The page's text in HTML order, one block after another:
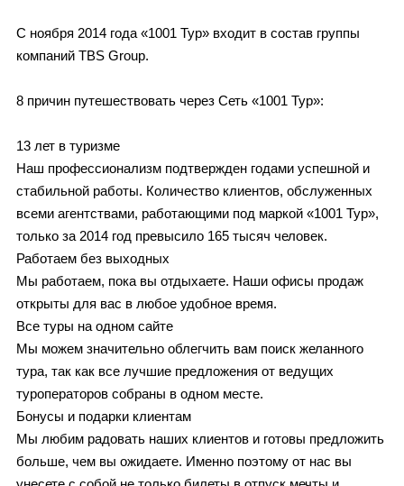
С ноября 2014 года «1001 Тур» входит в состав группы
компаний TBS Group.
8 причин путешествовать через Сеть «1001 Тур»:
13 лет в туризме
Наш профессионализм подтвержден годами успешной и
стабильной работы. Количество клиентов, обслуженных
всеми агентствами, работающими под маркой «1001 Тур»,
только за 2014 год превысило 165 тысяч человек.
Работаем без выходных
Мы работаем, пока вы отдыхаете. Наши офисы продаж
открыты для вас в любое удобное время.
Все туры на одном сайте
Мы можем значительно облегчить вам поиск желанного
тура, так как все лучшие предложения от ведущих
туроператоров собраны в одном месте.
Бонусы и подарки клиентам
Мы любим радовать наших клиентов и готовы предложить
больше, чем вы ожидаете. Именно поэтому от нас вы